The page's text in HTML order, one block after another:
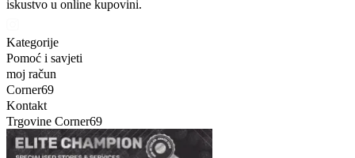
iskustvo u online kupovini.
Kategorije
Pomoć i savjeti
moj račun
Corner69
Kontakt
Trgovine Corner69